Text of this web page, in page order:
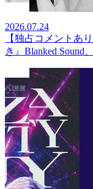
2026.07.24
【独占コメントあ
き』Blanked Sound